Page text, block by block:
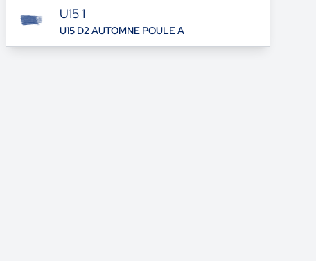
U15 1
U15 D2 AUTOMNE POULE A